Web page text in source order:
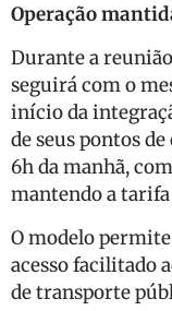
Operação
Durante a
seguirá com o
início da
de seus pontos
6h da manhã,
mantendo a tarifa
O modelo
acesso facilitado
de transporte